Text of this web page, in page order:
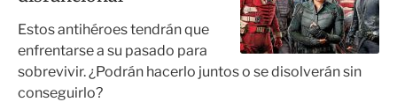
Estos antihéroes tendrán que
enfrentarse a su pasado para
sobrevivir. ¿Podrán hacerlo juntos o se disolverán sin
conseguirlo?